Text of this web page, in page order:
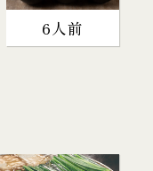
6人前